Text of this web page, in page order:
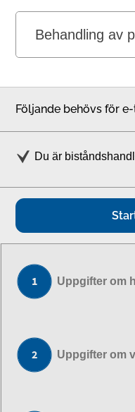
Behandling av
Följande behövs för
Du är
Uppgifter om
Uppgifter om